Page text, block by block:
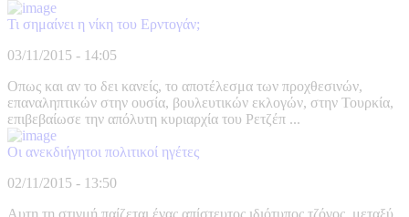
Τι σημαίνει η νίκη του Ερντογάν;
03/11/2015 - 14:05
Οπως και αν το δει κανείς, το αποτέλεσμα των προχθεσινών,
επαναληπτικών στην ουσία, βουλευτικών εκλογών, στην Τουρκία,
επιβεβαίωσε την απόλυτη κυριαρχία του Ρετζέπ ...
Οι ανεκδιήγητοι πολιτικοί ηγέτες
02/11/2015 - 13:50
Αυτη τη στιγμή παίζεται ένας απίστευτος ιδιότυπος τζόγος, μεταξύ